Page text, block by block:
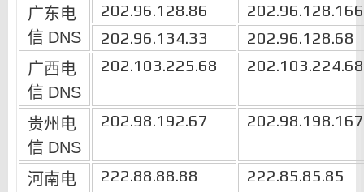
广东电
信 DNS
202.96.128.86
202.96.128.166
202.96.134.33
202.96.128.68
广西电
信 DNS
202.103.225.68 202.103.224.68
贵州电
信 DNS
202.98.192.67 202.98.198.167
河南电
222.88.88.88 222.85.85.85